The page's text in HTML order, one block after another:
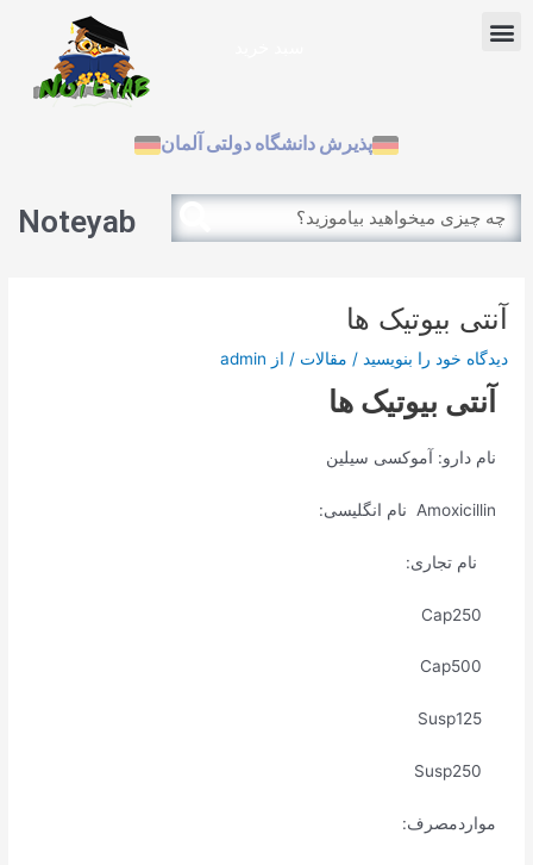
Menu
پذیرش دانشگاه دولتی آلمان
Search
Search
Noteyab
آنتی بیوتیک ها
دیدگاه‌ خود را بنویسید / مقالات / از admin
آنتی بیوتیک ها
نام دارو: آموکسی سیلین
Amoxicillin نام انگلیسی:
نام تجاری:
Susp125
مواردمصرف:
نوشته